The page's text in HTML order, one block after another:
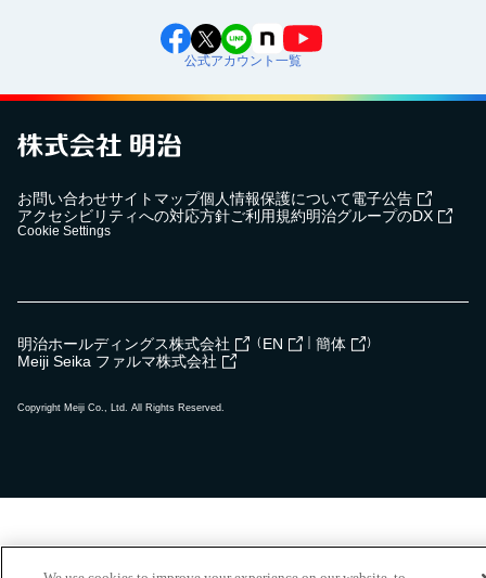
公式アカウント一覧
お問い合わせサイトマップ個人情報保護について電子公告
アクセシビリティへの対応方針ご利用規約明治グループのDX
Cookie Settings
明治ホールディングス株式会社 （ EN 簡体 ）
Meiji Seika ファルマ株式会社
Copyright Meiji Co., Ltd. All Rights Reserved.